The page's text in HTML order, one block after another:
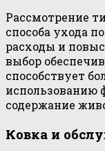
Рассмотрение
способа ухода
расходы и
выбор
способствует
использованию
содержание
Ковка и